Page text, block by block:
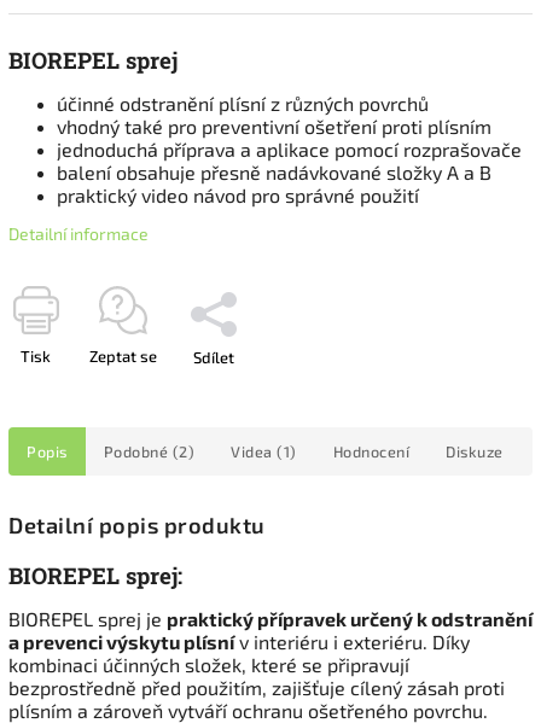
BIOREPEL sprej
účinné odstranění plísní z různých povrchů
vhodný také pro preventivní ošetření proti plísním
jednoduchá příprava a aplikace pomocí rozprašovače
balení obsahuje přesně nadávkované složky A a B
praktický video návod pro správné použití
Detailní informace
Tisk Zeptat se Sdílet
Popis Podobné (2) Videa (1) Hodnocení Diskuze
Detailní popis produktu
BIOREPEL sprej:
BIOREPEL sprej je praktický přípravek určený k odstranění
a prevenci výskytu plísnív interiéru i exteriéru. Díky
kombinaci účinných složek, které se připravují
bezprostředně před použitím, zajišťuje cílený zásah proti
plísním a zároveň vytváří ochranu ošetřeného povrchu.